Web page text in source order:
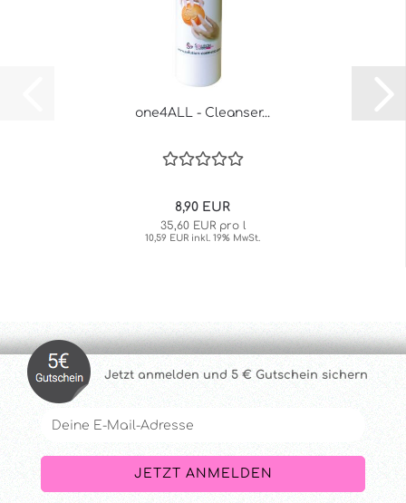
one4ALL - Cleanser...
8,90 EUR
35,60 EUR pro l
10,59 EUR inkl. 19% MwSt.
Jetzt anmelden und 5 € Gutschein sichern